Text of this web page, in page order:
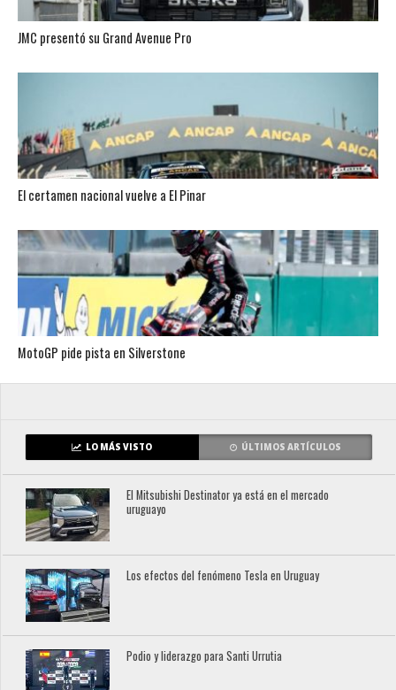
JMC presentó su Grand Avenue Pro
El certamen nacional vuelve a El Pinar
MotoGP pide pista en Silverstone
LO MÁS VISTO ÚLTIMOS ARTÍCULOS
El Mitsubishi Destinator ya está en el mercado
uruguayo
Los efectos del fenómeno Tesla en Uruguay
Podio y liderazgo para Santi Urrutia